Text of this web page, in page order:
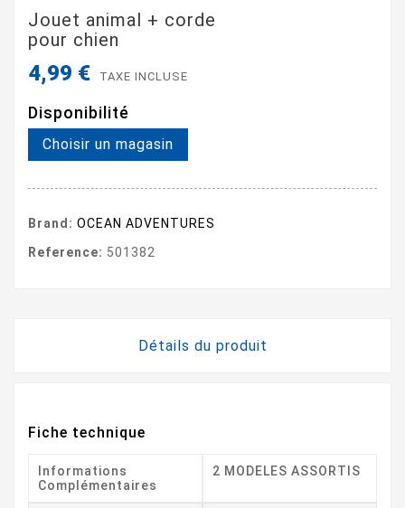
Jouet animal + corde
pour chien
4,99 € TAXE INCLUSE
Disponibilité
Choisir un magasin
Brand: OCEAN ADVENTURES
Reference: 501382
Détails du produit
Fiche technique
Informations
Complémentaires
2 MODELES ASSORTIS